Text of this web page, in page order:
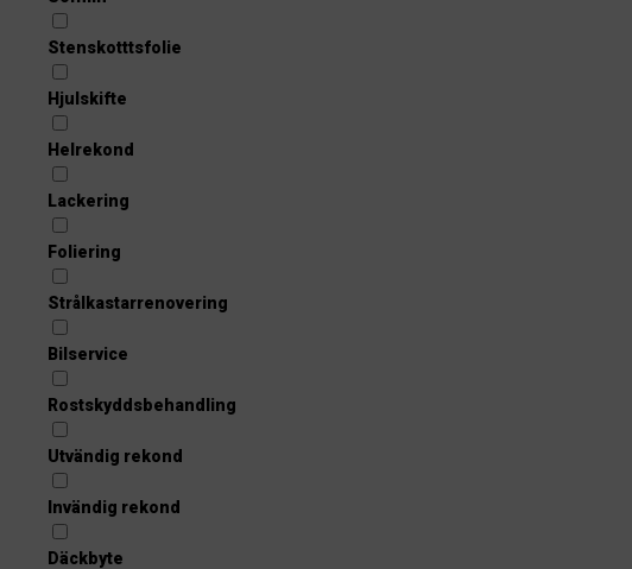
Stenskotttsfolie
Hjulskifte
Helrekond
Lackering
Foliering
Strålkastarrenovering
Bilservice
Rostskyddsbehandling
Utvändig rekond
Invändig rekond
Däckbyte